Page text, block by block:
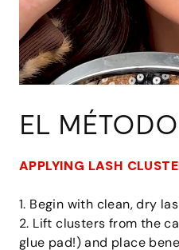
EL
APPLYING LASH
1. Begin with clean, dry
2. Lift clusters from the
glue pad!) and place